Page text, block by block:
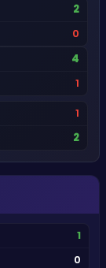
2
0
4
1
1
2
1
0